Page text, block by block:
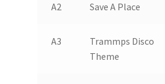
A2 Save A Place
A3
Trammps Disco
Theme